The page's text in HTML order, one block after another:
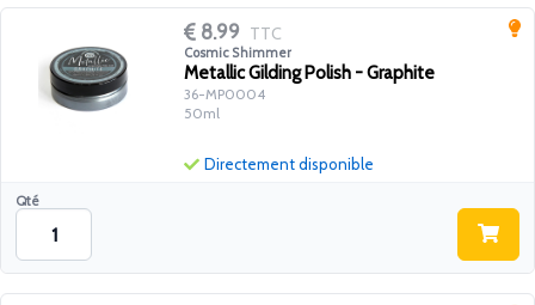
8.99 TTC
Cosmic Shimmer
Metallic Gilding Polish - Graphite
36-MP0004
50ml
Qté
Directement disponible